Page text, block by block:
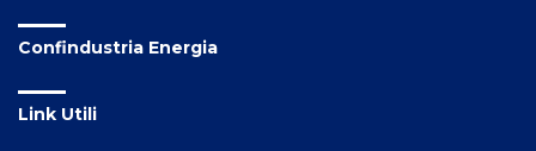
Confindustria Energia
Link Utili